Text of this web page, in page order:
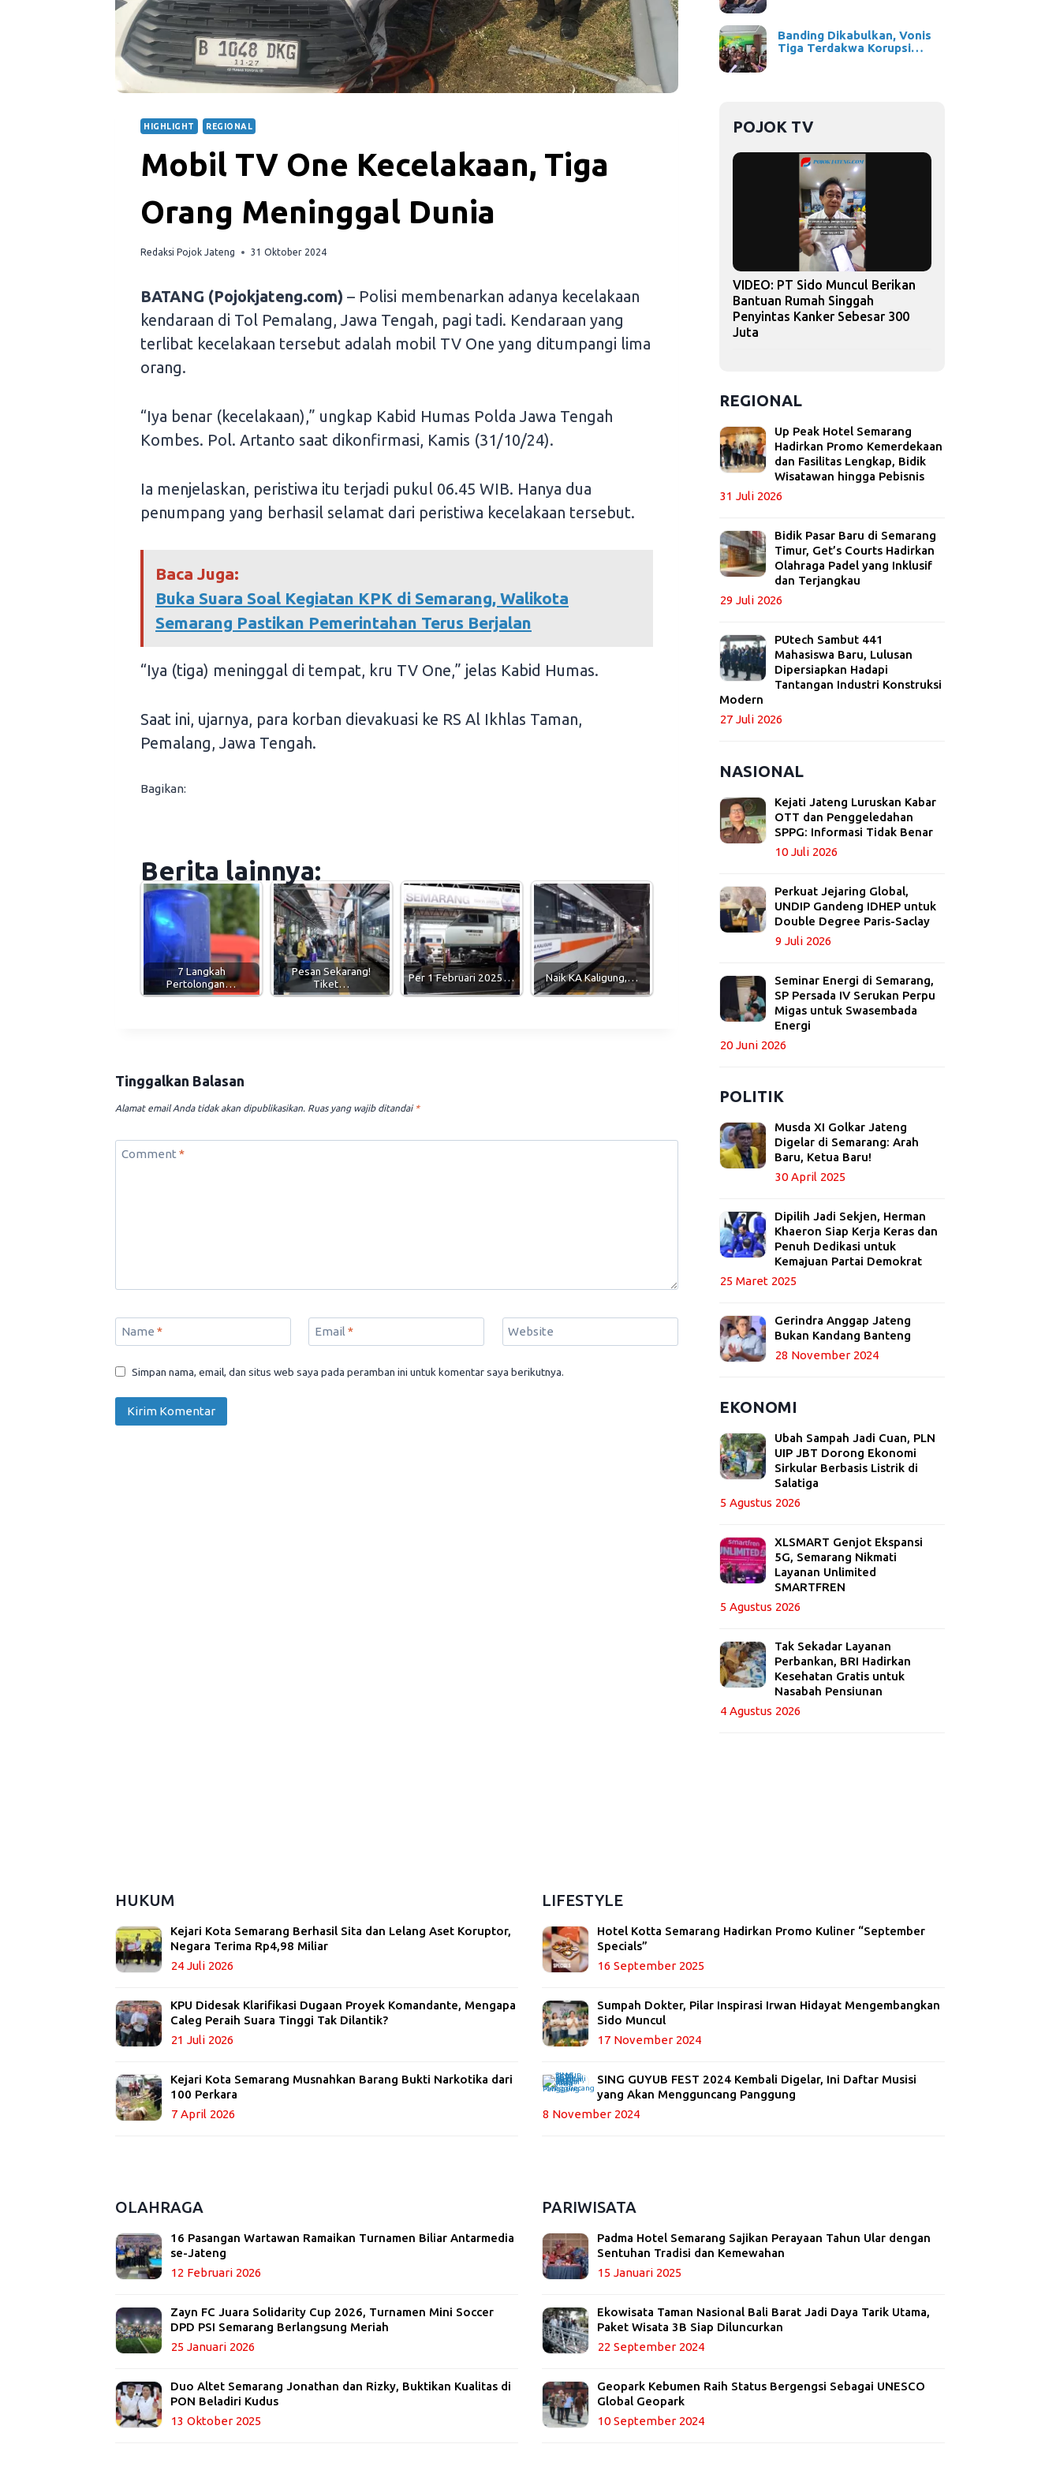
HIGHLIGHT REGIONAL
Mobil TV One Kecelakaan, Tiga
Orang Meninggal Dunia
Redaksi Pojok Jateng 31 Oktober 2024
BATANG (Pojokjateng.com) – Polisi membenarkan adanya kecelakaan
kendaraan di Tol Pemalang, Jawa Tengah, pagi tadi. Kendaraan yang
terlibat kecelakaan tersebut adalah mobil TV One yang ditumpangi lima
orang.
“Iya benar (kecelakaan),” ungkap Kabid Humas Polda Jawa Tengah
Kombes. Pol. Artanto saat dikonfirmasi, Kamis (31/10/24).
Ia menjelaskan, peristiwa itu terjadi pukul 06.45 WIB. Hanya dua
penumpang yang berhasil selamat dari peristiwa kecelakaan tersebut.
Baca Juga:
Buka Suara Soal Kegiatan KPK di Semarang, Walikota
Semarang Pastikan Pemerintahan Terus Berjalan
“Iya (tiga) meninggal di tempat, kru TV One,” jelas Kabid Humas.
Saat ini, ujarnya, para korban dievakuasi ke RS Al Ikhlas Taman,
Pemalang, Jawa Tengah.
Bagikan:
Berita lainnya:
7 Langkah
Pertolongan…
Pesan Sekarang!
Tiket…
Per 1 Februari 2025… Naik KA Kaligung,…
Tinggalkan Balasan
Alamat email Anda tidak akan dipublikasikan. Ruas yang wajib ditandai *
Comment *
Name * Email * Website
Simpan nama, email, dan situs web saya pada peramban ini untuk komentar saya berikutnya.
Banding Dikabulkan, Vonis
Tiga Terdakwa Korupsi…
POJOK TV
VIDEO: PT Sido Muncul Berikan
Bantuan Rumah Singgah
Penyintas Kanker Sebesar 300
Juta
REGIONAL
Up Peak Hotel Semarang
Hadirkan Promo Kemerdekaan
dan Fasilitas Lengkap, Bidik
Wisatawan hingga Pebisnis
31 Juli 2026
Bidik Pasar Baru di Semarang
Timur, Get’s Courts Hadirkan
Olahraga Padel yang Inklusif
dan Terjangkau
29 Juli 2026
PUtech Sambut 441
Mahasiswa Baru, Lulusan
Dipersiapkan Hadapi
Tantangan Industri Konstruksi
Modern
27 Juli 2026
NASIONAL
Kejati Jateng Luruskan Kabar
OTT dan Penggeledahan
SPPG: Informasi Tidak Benar
10 Juli 2026
Perkuat Jejaring Global,
UNDIP Gandeng IDHEP untuk
Double Degree Paris-Saclay
9 Juli 2026
Seminar Energi di Semarang,
SP Persada IV Serukan Perpu
Migas untuk Swasembada
Energi
20 Juni 2026
POLITIK
Musda XI Golkar Jateng
Digelar di Semarang: Arah
Baru, Ketua Baru!
30 April 2025
Dipilih Jadi Sekjen, Herman
Khaeron Siap Kerja Keras dan
Penuh Dedikasi untuk
Kemajuan Partai Demokrat
25 Maret 2025
Gerindra Anggap Jateng
Bukan Kandang Banteng
28 November 2024
EKONOMI
Ubah Sampah Jadi Cuan, PLN
UIP JBT Dorong Ekonomi
Sirkular Berbasis Listrik di
Salatiga
5 Agustus 2026
XLSMART Genjot Ekspansi
5G, Semarang Nikmati
Layanan Unlimited
SMARTFREN
5 Agustus 2026
Tak Sekadar Layanan
Perbankan, BRI Hadirkan
Kesehatan Gratis untuk
Nasabah Pensiunan
4 Agustus 2026
HUKUM
Kejari Kota Semarang Berhasil Sita dan Lelang Aset Koruptor,
Negara Terima Rp4,98 Miliar
24 Juli 2026
KPU Didesak Klarifikasi Dugaan Proyek Komandante, Mengapa
Caleg Peraih Suara Tinggi Tak Dilantik?
21 Juli 2026
Kejari Kota Semarang Musnahkan Barang Bukti Narkotika dari
100 Perkara
7 April 2026
LIFESTYLE
Hotel Kotta Semarang Hadirkan Promo Kuliner “September
Specials”
16 September 2025
Sumpah Dokter, Pilar Inspirasi Irwan Hidayat Mengembangkan
Sido Muncul
17 November 2024
SING GUYUB FEST 2024 Kembali Digelar, Ini Daftar Musisi
yang Akan Mengguncang Panggung
8 November 2024
OLAHRAGA
16 Pasangan Wartawan Ramaikan Turnamen Biliar Antarmedia
se-Jateng
12 Februari 2026
Zayn FC Juara Solidarity Cup 2026, Turnamen Mini Soccer
DPD PSI Semarang Berlangsung Meriah
25 Januari 2026
Duo Altet Semarang Jonathan dan Rizky, Buktikan Kualitas di
PON Beladiri Kudus
13 Oktober 2025
PARIWISATA
Padma Hotel Semarang Sajikan Perayaan Tahun Ular dengan
Sentuhan Tradisi dan Kemewahan
15 Januari 2025
Ekowisata Taman Nasional Bali Barat Jadi Daya Tarik Utama,
Paket Wisata 3B Siap Diluncurkan
22 September 2024
Geopark Kebumen Raih Status Bergengsi Sebagai UNESCO
Global Geopark
10 September 2024